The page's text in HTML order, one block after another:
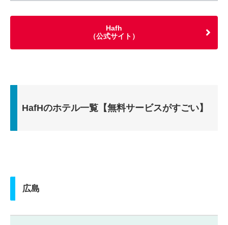
Hafh
（公式サイト）
HafHのホテル一覧【無料サービスがすごい】
広島